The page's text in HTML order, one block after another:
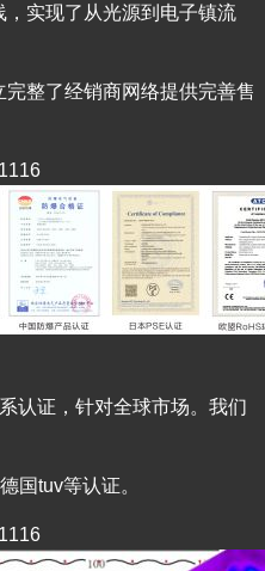
实现了从光源到电子镇流
整了经销商网络提供完善售
认证，针对全球市场。我们
国tuv等认证。